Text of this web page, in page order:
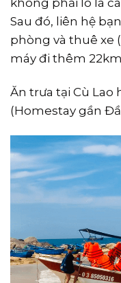
không phải lo là
Sau đó, liên hệ
phòng và thuê xe
máy đi thêm
Ăn trưa tại Cù Lao
(Homestay gần